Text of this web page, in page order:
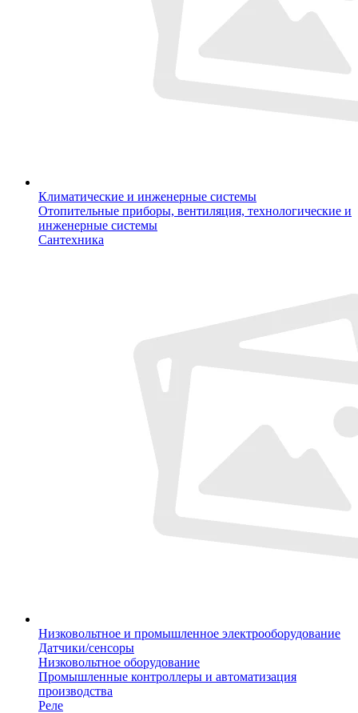
Климатические и инженерные системы
Отопительные приборы, вентиляция, технологические и
инженерные системы
Сантехника
Низковольтное и промышленное электрооборудование
Датчики/сенсоры
Низковольтное оборудование
Промышленные контроллеры и автоматизация
производства
Реле